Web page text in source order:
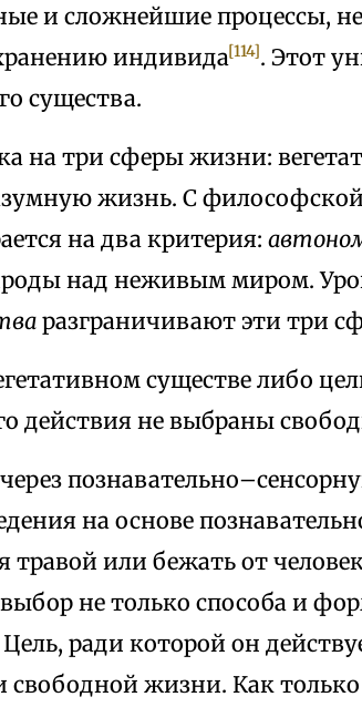
и сложнейшие процессы,
индивида[114]. Этот
существа.
на три сферы жизни:
жизнь. С
на два критерия:
над неживым миром.
разграничивают эти три
существе либо
действия не выбраны
на основе
травой или бежать от
не только способа и
ради которой он
свободной жизни. Как